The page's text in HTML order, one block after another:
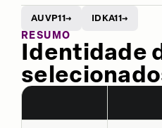
AUVP11→ IDKA11→
RESUMO
Identidade